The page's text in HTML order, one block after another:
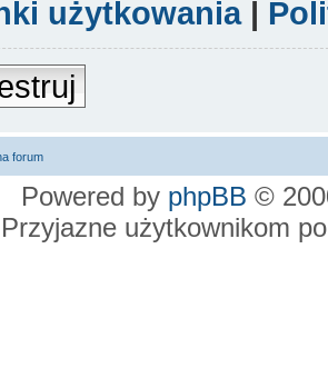
użytkowania|
forum
Powered by phpBB ©
Przyjazne użytkownikom